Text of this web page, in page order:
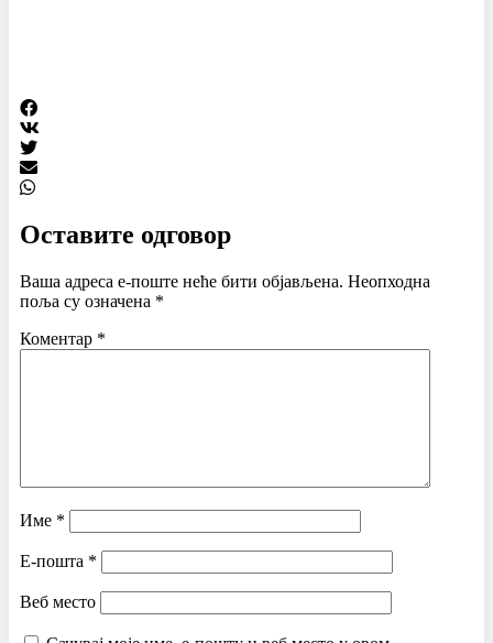
Оставите одговор
Ваша адреса е-поште неће бити објављена. Неопходна
поља су означена *
Коментар *
Име *
Е-пошта *
Веб место